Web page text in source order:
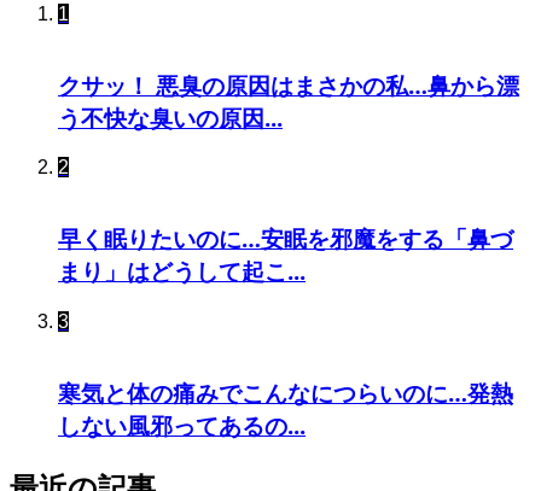
1
クサッ！ 悪臭の原因はまさかの私…鼻から漂
う不快な臭いの原因...
2
早く眠りたいのに…安眠を邪魔をする「鼻づ
まり」はどうして起こ...
3
寒気と体の痛みでこんなにつらいのに…発熱
しない風邪ってあるの...